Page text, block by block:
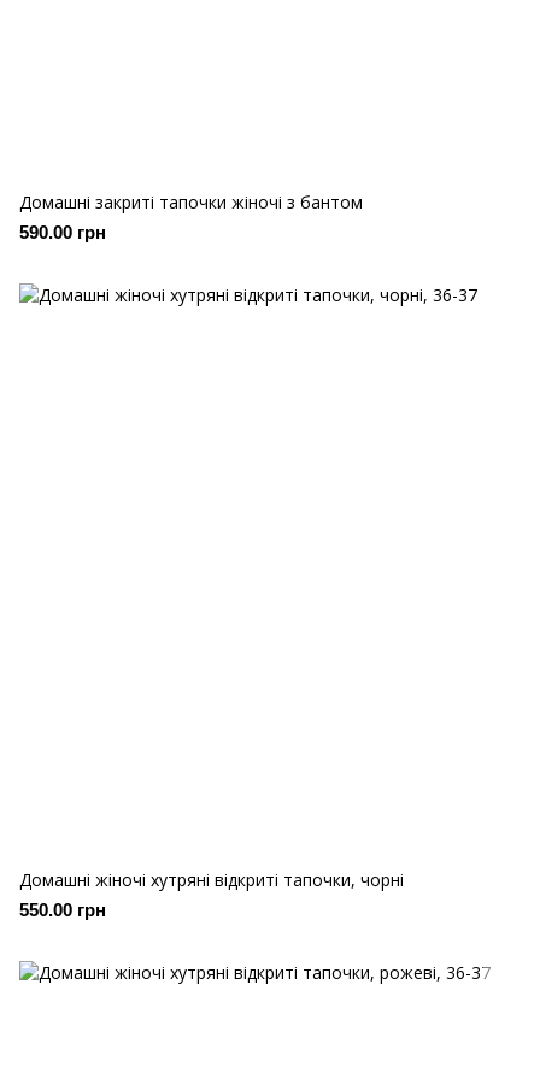
Домашні закриті тапочки жіночі з бантом
590.00 грн
Домашні жіночі хутряні відкриті тапочки, чорні
550.00 грн